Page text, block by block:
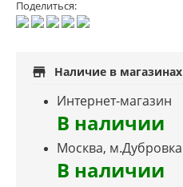
Поделиться:
store Наличие в магазинах
Интернет-магазин
В наличии
Москва, м.Дубровка
В наличии